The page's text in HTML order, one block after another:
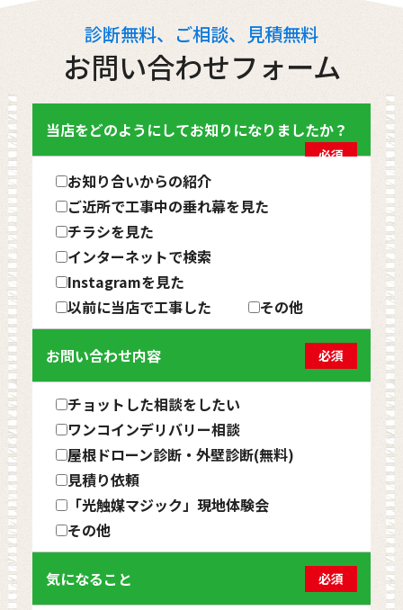
診断無料、ご相談、見積無料
お問い合わせフォーム
当店をどのようにしてお知りになりましたか？
必須
お知り合いからの紹介
ご近所で工事中の垂れ幕を見た
チラシを見た
インターネットで検索
Instagramを見た
以前に当店で工事した
その他
お問い合わせ内容 必須
チョットした相談をしたい
ワンコインデリバリー相談
屋根ドローン診断・外壁診断(無料)
見積り依頼
「光触媒マジック」現地体験会
その他
気になること 必須